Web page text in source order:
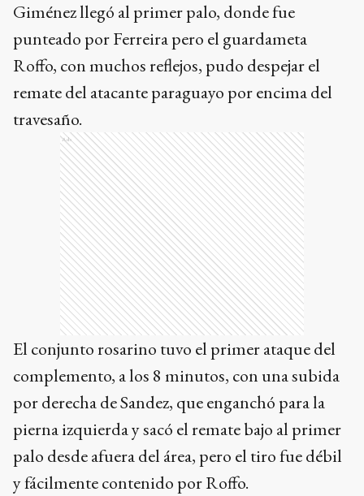
Giménez llegó al primer palo, donde fue
punteado por Ferreira pero el guardameta
Roffo, con muchos reflejos, pudo despejar el
remate del atacante paraguayo por encima del
travesaño.
Ads
El conjunto rosarino tuvo el primer ataque del
complemento, a los 8 minutos, con una subida
por derecha de Sandez, que enganchó para la
pierna izquierda y sacó el remate bajo al primer
palo desde afuera del área, pero el tiro fue débil
y fácilmente contenido por Roffo.